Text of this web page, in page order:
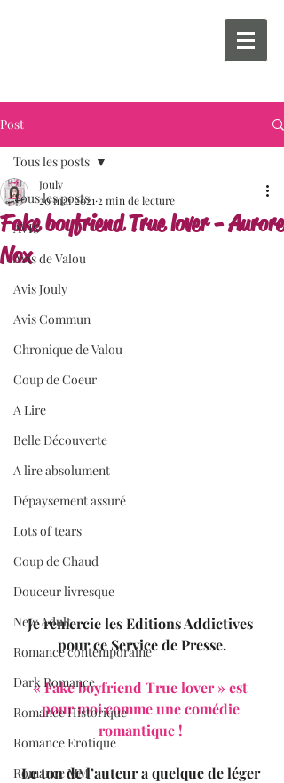
Post
Tous les posts
AVIS
Avis de Valou
Avis Jouly
Avis Commun
Chronique de Valou
Coup de Coeur
A Lire
Belle Découverte
A lire absolument
Dépaysement assuré
Lots of tears
Coup de Chaud
Douceur livresque
New Adult
Romance contemporaine
Dark Romance
Romance Historique
Romance Erotique
Romance MM
Tous les posts
Fake boyfriend True lover - Aurore
Nox
Jouly
20 mai 2021 2 min de lecture
Je remercie les Editions Addictives
pour ce Service de Presse.
« Fake boyfriend True lover » est
pour moi comme une comédie
romantique !
Le ton de l’auteur a quelque de léger